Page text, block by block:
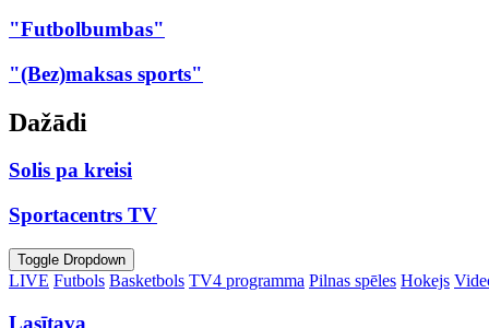
"Futbolbumbas"
"(Bez)maksas sports"
Dažādi
Solis pa kreisi
Sportacentrs TV
Toggle Dropdown
LIVE Futbols Basketbols TV4 programma Pilnas spēles Hokejs
Lasītava